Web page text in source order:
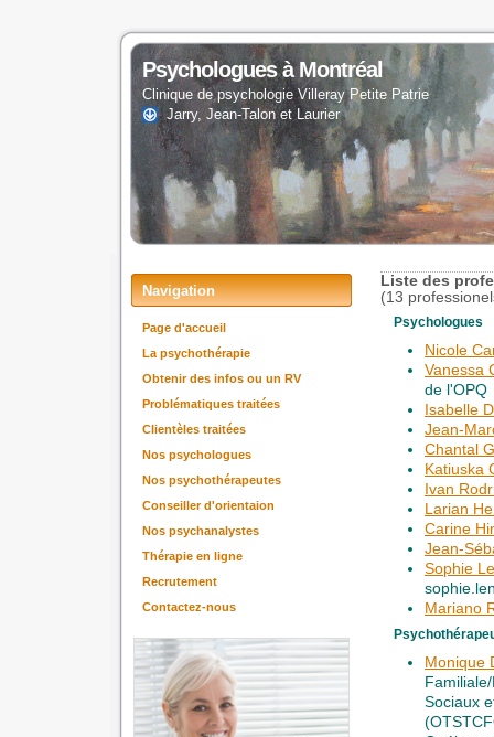
Psychologues à Montréal
Clinique de psychologie Villeray Petite Patrie
Jarry, Jean-Talon et Laurier
Liste des
(13
Psychologues
Nicole
Vanessa
de l'OPQ
Isabelle
Jean-
Chantal
Katiuska
Ivan
Larian
Carine
Jean-
Sophie
Mariano
Monique
Sociaux
Navigation
Page d'accueil
La psychothérapie
Obtenir des infos ou un RV
Problématiques traitées
Clientèles traitées
Nos psychologues
Nos psychothérapeutes
Conseiller d'orientaion
Nos psychanalystes
Thérapie en ligne
Recrutement
Contactez-nous